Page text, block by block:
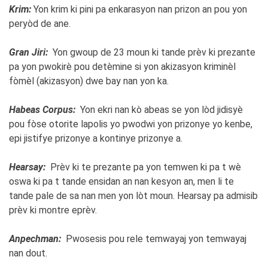
Krim: Yon krim ki pini pa enkarasyon nan prizon an pou yon
peryòd de ane.
Gran Jiri: Yon gwoup de 23 moun ki tande prèv ki prezante
pa yon pwokirè pou detèmine si yon akizasyon kriminèl
fòmèl (akizasyon) dwe bay nan yon ka.
Habeas Corpus: Yon ekri nan kò abeas se yon lòd jidisyè
pou fòse otorite lapolis yo pwodwi yon prizonye yo kenbe,
epi jistifye prizonye a kontinye prizonye a.
Hearsay: Prèv ki te prezante pa yon temwen ki pa t wè
oswa ki pa t tande ensidan an nan kesyon an, men li te
tande pale de sa nan men yon lòt moun. Hearsay pa admisib
prèv ki montre eprèv.
Anpechman: Pwosesis pou rele temwayaj yon temwayaj
nan dout.